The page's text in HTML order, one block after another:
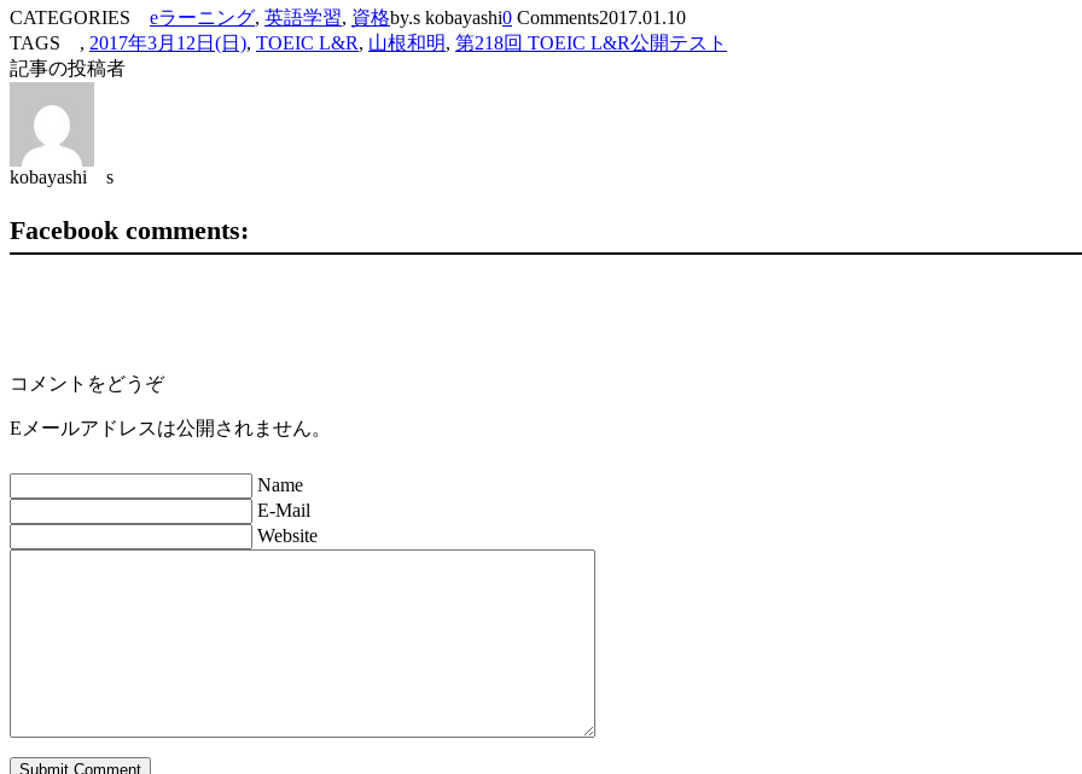
CATEGORIES eラーニング, 英語学習, 資格by.s kobayashi0 Comments2017.01.10
TAGS , 2017年3月12日(日), TOEIC L&R, 山根和明, 第218回 TOEIC L&R公開テスト
記事の投稿者
kobayashi s
Facebook comments:
コメントをどうぞ
Eメールアドレスは公開されません。
Name
E-Mail
Website